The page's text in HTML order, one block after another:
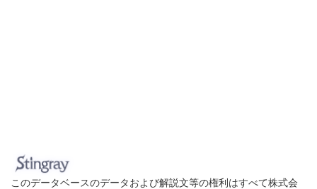
このデータベースのデータおよび解説文等の権利はすべて株式会